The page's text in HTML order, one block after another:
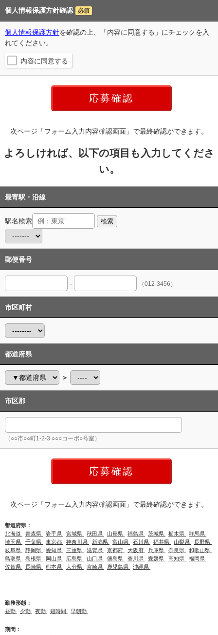
個人情報保護方針確認 必須
個人情報保護方針を確認の上、「内容に同意する」にチェックを入
れてください。
内容に同意する
次ページ「フォーム入力内容確認画面」で最終確認ができます。
よろしければ、以下の項目も入力してくださ
い。
最寄駅・沿線
駅名検索 検索
郵便番号
- （012-3456）
市区町村
都道府県
＞
市区郡
（○○市○○町1-2-3 ○○○コーポ○号室）
次ページ「フォーム入力内容確認画面」で最終確認ができます。
都道府県：
北海道
青森県 岩手県 宮城県 秋田県 山形県 福島県 茨城県 栃木県
群馬県
埼玉県
千葉県 東京都 神奈川県 新潟県 富山県 石川県 福井県 山梨県
長野県
岐阜県
静岡県 愛知県 三重県 滋賀県 京都府 大阪府 兵庫県 奈良県
和歌山県
鳥取県
島根県 岡山県 広島県 山口県 徳島県 香川県 愛媛県 高知県
福岡県
佐賀県
長崎県 熊本県 大分県 宮崎県 鹿児島県 沖縄県
勤務形態：
昼勤
夕勤 夜勤 短時間 早朝勤
期間：